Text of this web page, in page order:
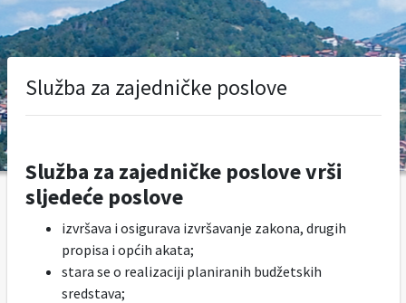
Služba za zajedničke poslove
Služba za zajedničke poslove vrši
sljedeće poslove
izvršava i osigurava izvršavanje zakona, drugih
propisa i općih akata;
stara se o realizaciji planiranih budžetskih
sredstava;